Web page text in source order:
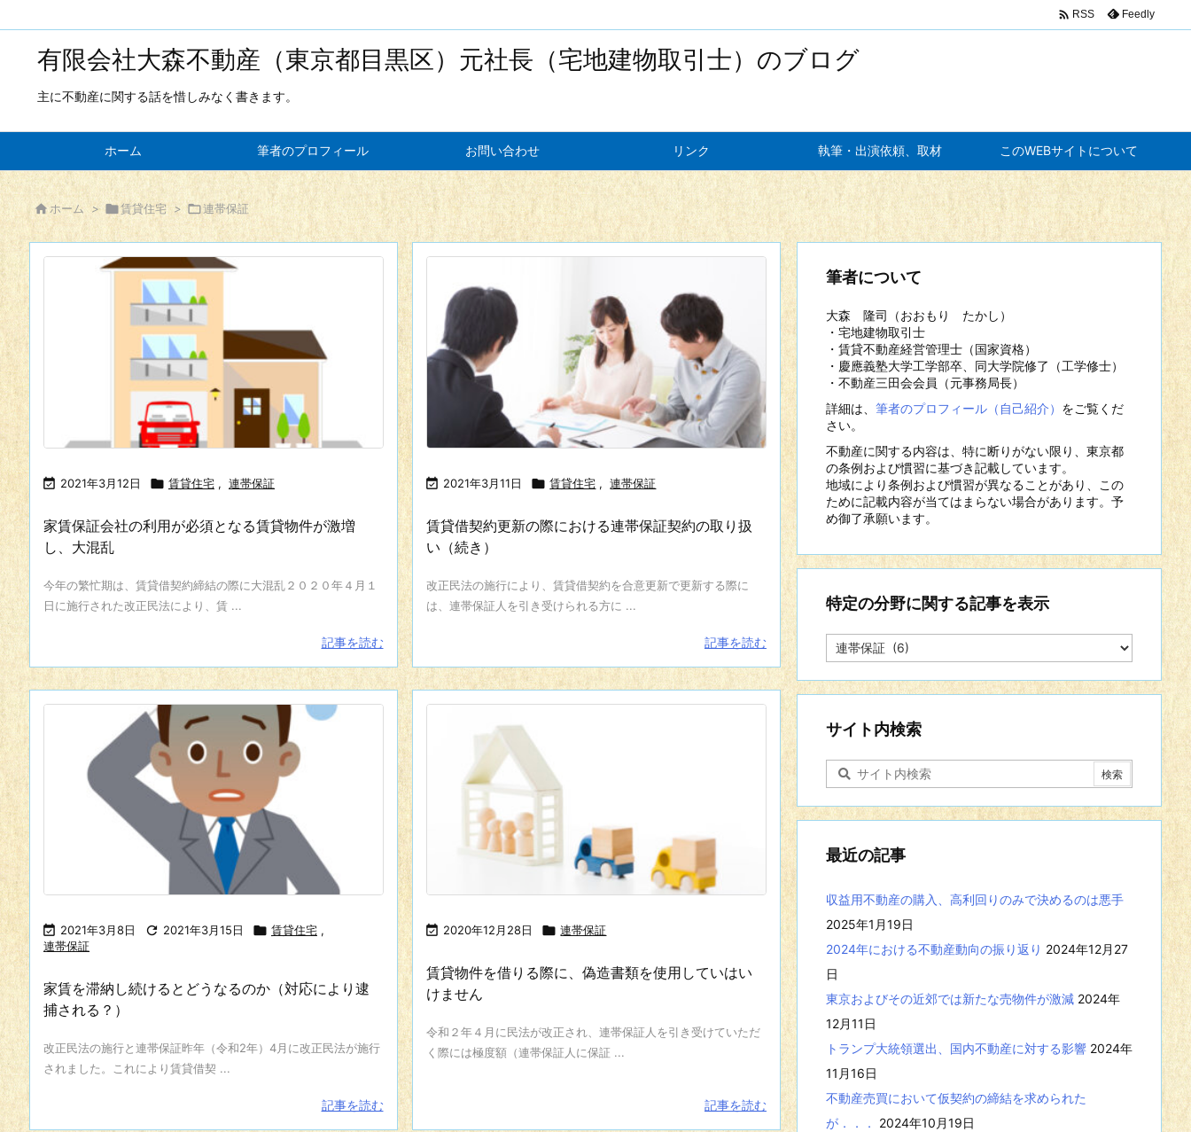
有限会社大森不動産（東京都目黒区）元社長（宅地建物取引士）のブログ
主に不動産に関する話を惜しみなく書きます。
ホーム 筆者のプロフィール お問い合わせ リンク 執筆・出演依頼、取材 このWEBサイトについて
 RSS Feedly
ホーム > 賃貸住宅 > 連帯保証
 2021年3月12日  賃貸住宅 , 連帯保証
家賃保証会社の利用が必須となる賃貸物件が激増
し、大混乱
今年の繁忙期は、賃貸借契約締結の際に大混乱２０２０年４月１
日に施行された改正民法により、賃 ...
記事を読む
 2021年3月11日  賃貸住宅 , 連帯保証
賃貸借契約更新の際における連帯保証契約の取り扱
い（続き）
改正民法の施行により、賃貸借契約を合意更新で更新する際に
は、連帯保証人を引き受けられる方に ...
記事を読む
 2021年3月8日  2021年3月15日  賃貸住宅 ,
連帯保証
家賃を滞納し続けるとどうなるのか（対応により逮
捕される？）
改正民法の施行と連帯保証昨年（令和2年）4月に改正民法が施行
されました。これにより賃貸借契 ...
記事を読む
 2020年12月28日  連帯保証
賃貸物件を借りる際に、偽造書類を使用していはい
けません
令和２年４月に民法が改正され、連帯保証人を引き受けていただ
く際には極度額（連帯保証人に保証 ...
記事を読む
筆者について
大森 隆司（おおもり たかし）
・宅地建物取引士
・賃貸不動産経営管理士（国家資格）
・慶應義塾大学工学部卒、同大学院修了（工学修士）
・不動産三田会会員（元事務局長）
詳細は、 筆者のプロフィール（自己紹介） をご覧くだ
さい。
不動産に関する内容は、特に断りがない限り、東京都
の条例および慣習に基づき記載しています。
地域により条例および慣習が異なることがあり、この
ために記載内容が当てはまらない場合があります。予
め御了承願います。
特定の分野に関する記事を表示
特
定
分
に
関
す
記
事
を
示
サイト内検索
最近の記事
収益用不動産の購入、高利回りのみで決めるのは悪手
2025年1月19日
2024年における不動産動向の振り返り 2024年12月27
日
東京およびその近郊では新たな売物件が激減 2024年
12月11日
トランプ大統領選出、国内不動産に対する影響 2024年
11月16日
不動産売買において仮契約の締結を求められた
が．．．
2024年10月19日